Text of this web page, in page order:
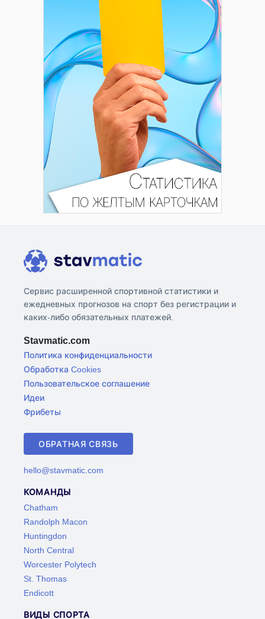
Сервис расширенной спортивной статистики и
ежедневных прогнозов на спорт без регистрации и
каких-либо обязательных платежей.
Stavmatic.com
Политика конфиденциальности
Обработка Cookies
Пользовательское соглашение
Идеи
Фрибеты
ОБРАТНАЯ СВЯЗЬ
hello@stavmatic.com
КОМАНДЫ
Chatham
Randolph Macon
Huntingdon
North Central
Worcester Polytech
St. Thomas
Endicott
ВИДЫ СПОРТА